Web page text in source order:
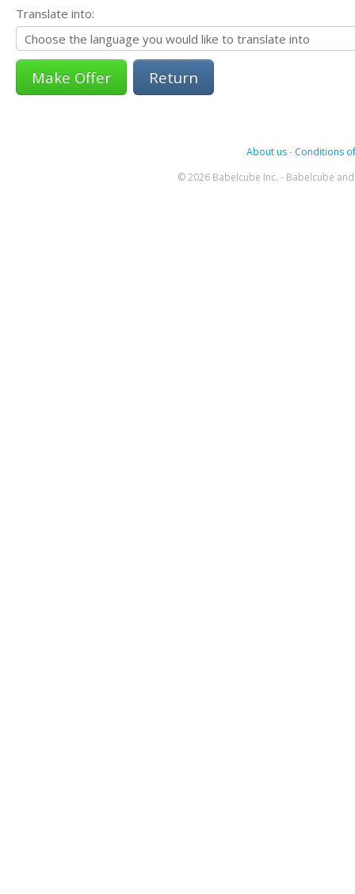
Translate into:
Return
About us- Conditions
© 2026 Babelcube Inc. - Babelcube